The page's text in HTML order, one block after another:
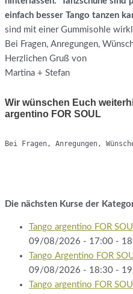
einfach besser Tango tanzen
sind mit einer Gummisohle
Bei Fragen, Anregungen,
Herzlichen Gruß von
Martina + Stefan
Wir wünschen Euch
argentino FOR SOUL
Bei Fragen, Anregungen,
Die nächsten Kurse der
Tango argentino FOR
09/08/2026 - 17:00 -
Tango Argentino FOR
09/08/2026 - 18:30 -
Tango argentino FOR